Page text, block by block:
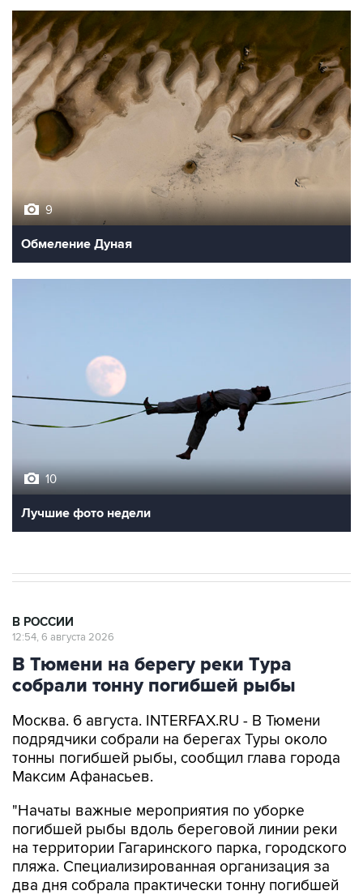
9
Обмеление Дуная
10
Лучшие фото недели
В РОССИИ
12:54, 6 августа 2026
В Тюмени на берегу реки Тура
собрали тонну погибшей рыбы
Москва. 6 августа. INTERFAX.RU - В Тюмени
подрядчики собрали на берегах Туры около
тонны погибшей рыбы, сообщил глава города
Максим Афанасьев.
"Начаты важные мероприятия по уборке
погибшей рыбы вдоль береговой линии реки
на территории Гагаринского парка, городского
пляжа. Специализированная организация за
два дня собрала практически тонну погибшей